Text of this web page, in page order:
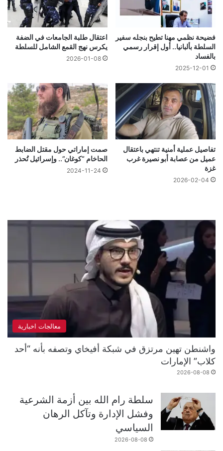
فضيحة نظمي مهنا تطيح بنجله سفير
السلطة بألبانيا.. أول إقرار رسمي
بالفساد
2025-12-01
اعتقال طلبة الجامعات في الضفة
يكرس نهج القمع الشامل للسلطة
2026-01-08
تفاصيل عملية أمنية تنتهي باعتقال
عميل من عصابة أبو نصيرة غرب
غزة
2026-02-04
صمت إماراتي حول مقتل الضابط
الحاخام “كوغان”.. وإسرائيل تُحذر
2024-11-24
معالجات اخبارية
واشنطن تهين مرتزق في شبكة أفيخاي وتصفه بأنه “أحد
كلاب” الإمارات
2026-08-08
سلطة رام الله بين أزمة الشرعية
وفشل الإدارة وتآكل الرهان
السياسي
2026-08-08